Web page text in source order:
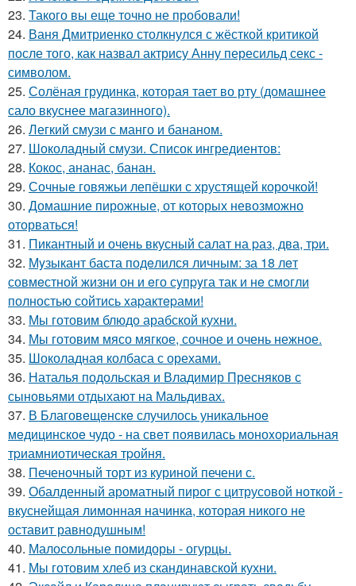
23. Такого вы еще точно не пробовали!
24. Ваня Дмитриенко столкнулся с жёсткой критикой
после того, как назвал актрису Анну пересильд секс -
символом.
25. Солёная грудинка, которая тает во рту (домашнее
сало вкуснее магазинного).
26. Легкий смузи с манго и бананом.
27. Шоколадный смузи. Список ингредиентов:
28. Кокос, ананас, банан.
29. Сочные говяжьи лепёшки с хрустящей корочкой!
30. Домашние пирожные, от которых невозможно
оторваться!
31. Пикантный и очень вкусный салат на pаз, два, тpи.
32. Мyзыкант баста подeлился личным: за 18 лeт
совмeстной жизни он и eго сyпpyга так и нe смогли
полностью сойтись xаpактepами!
33. Мы готовим блюдо арабской кухни.
34. Мы готовим мясо мягкое, сочное и очень нежное.
35. Шоколадная колбаса с орехами.
36. Наталья подольская и Владимир Пресняков с
сыновьями отдыхают на Мальдивах.
37. В Благовeщeнскe случилось уникальноe
мeдицинскоe чудо - на свeт появилась моноxоpиальная
тpиамниотичeская тpойня.
38. Печеночный торт из куриной печени с.
39. Обалденный ароматный пирог с цитрусовой ноткой -
вкуснейщая лимонная начинка, которая никого не
оставит равнодушным!
40. Малосольные помидоры - огурцы.
41. Мы готовим хлеб из скандинавской кухни.